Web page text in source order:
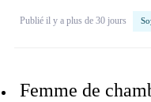
Publié il y a plus de 30 jours
Femme de